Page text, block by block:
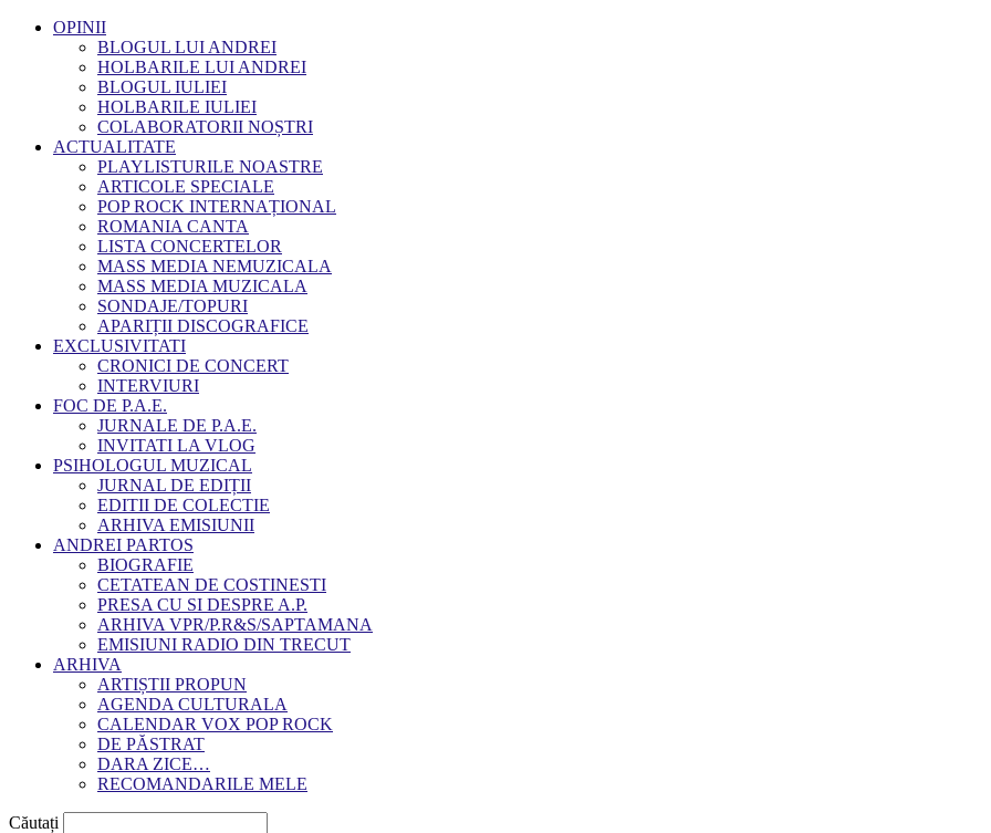
OPINII
BLOGUL LUI ANDREI
HOLBARILE LUI ANDREI
BLOGUL IULIEI
HOLBARILE IULIEI
COLABORATORII NOȘTRI
ACTUALITATE
PLAYLISTURILE NOASTRE
ARTICOLE SPECIALE
POP ROCK INTERNAȚIONAL
ROMANIA CANTA
LISTA CONCERTELOR
MASS MEDIA NEMUZICALA
MASS MEDIA MUZICALA
SONDAJE/TOPURI
APARIȚII DISCOGRAFICE
EXCLUSIVITATI
CRONICI DE CONCERT
INTERVIURI
FOC DE P.A.E.
JURNALE DE P.A.E.
INVITATI LA VLOG
PSIHOLOGUL MUZICAL
JURNAL DE EDIȚII
EDITII DE COLECTIE
ARHIVA EMISIUNII
ANDREI PARTOS
BIOGRAFIE
CETATEAN DE COSTINESTI
PRESA CU SI DESPRE A.P.
ARHIVA VPR/P.R&S/SAPTAMANA
EMISIUNI RADIO DIN TRECUT
ARHIVA
ARTIȘTII PROPUN
AGENDA CULTURALA
CALENDAR VOX POP ROCK
DE PĂSTRAT
DARA ZICE…
RECOMANDARILE MELE
Căutați